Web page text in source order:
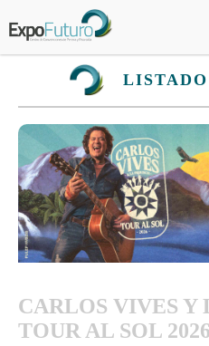
CARLOS VIVES Y
TOUR AL SOL 2026